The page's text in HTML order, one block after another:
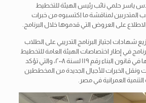
ياسر حلمي نائب رئيس الهيئة للتخطيط
المتدربين لمناقشة ما اكتسبوه من خبرات
على العروض التي قدموها خلال البرنامج.
شهادات اجتياز البرنامج التدريبي على الطلاب
في إطار اختصاصات الهيئة العامة للتخطيط
العمراني المنصوص عليها في قانون البناء رقم ١١٩ لسنة ٢٠٠٨، والتي تؤكد
ونقل الخبرات للأجيال الجديدة من المخططين
العمرانية في مصر.